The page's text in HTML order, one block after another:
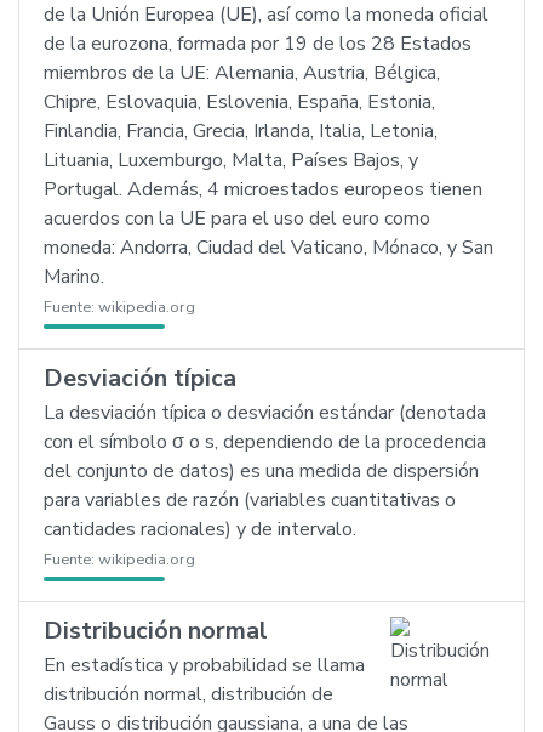
de la Unión Europea (UE), así como la moneda oficial
de la eurozona, formada por 19 de los 28 Estados
miembros de la UE: Alemania, Austria, Bélgica,
Chipre, Eslovaquia, Eslovenia, España, Estonia,
Finlandia, Francia, Grecia, Irlanda, Italia, Letonia,
Lituania, Luxemburgo, Malta, Países Bajos, y
Portugal. Además, 4 microestados europeos tienen
acuerdos con la UE para el uso del euro como
moneda: Andorra, Ciudad del Vaticano, Mónaco, y San
Marino.
Fuente: wikipedia.org
Desviación típica
La desviación típica o desviación estándar (denotada
con el símbolo σ o s, dependiendo de la procedencia
del conjunto de datos) es una medida de dispersión
para variables de razón (variables cuantitativas o
cantidades racionales) y de intervalo.
Fuente: wikipedia.org
Distribución normal
En estadística y probabilidad se llama
distribución normal, distribución de
Gauss o distribución gaussiana, a una de las